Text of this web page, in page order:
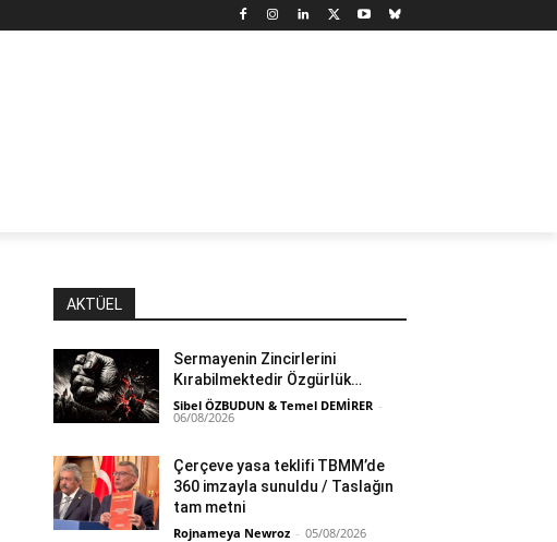
AKTÜEL
Sermayenin Zincirlerini
Kırabilmektedir Özgürlük…
Sibel ÖZBUDUN & Temel DEMİRER -
06/08/2026
Çerçeve yasa teklifi TBMM’de
360 imzayla sunuldu / Taslağın
tam metni
Rojnameya Newroz - 05/08/2026